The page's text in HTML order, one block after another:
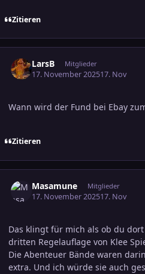
Zitieren
LarsB Mitglieder
17. November 202517. Nov
Wann wird der Fund bei Ebay
Zitieren
Masamune Mitglieder
17. November 202517. Nov
Das klingt für mich als ob du
dritten Regelauflage von Klee
Die Abenteuer Bände waren
extra. Und ich würde sie auch